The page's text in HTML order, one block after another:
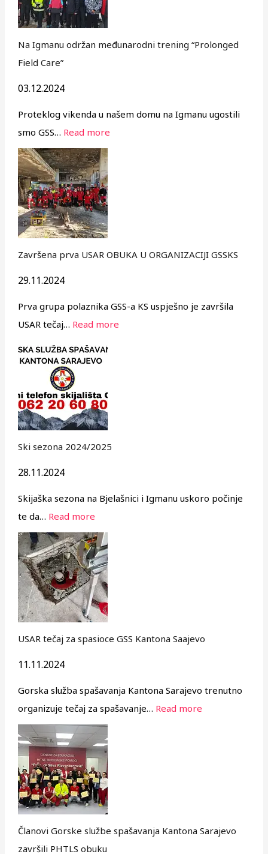
Na Igmanu održan međunarodni trening “Prolonged
Field Care”
03.12.2024
Proteklog vikenda u našem domu na Igmanu ugostili
smo GSS… Read more
Završena prva USAR OBUKA U ORGANIZACIJI GSSKS
29.11.2024
Prva grupa polaznika GSS-a KS uspješno je završila
USAR tečaj… Read more
Ski sezona 2024/2025
28.11.2024
Skijaška sezona na Bjelašnici i Igmanu uskoro počinje
te da… Read more
USAR tečaj za spasioce GSS Kantona Saajevo
11.11.2024
Gorska služba spašavanja Kantona Sarajevo trenutno
organizuje tečaj za spašavanje… Read more
Članovi Gorske službe spašavanja Kantona Sarajevo
završili PHTLS obuku